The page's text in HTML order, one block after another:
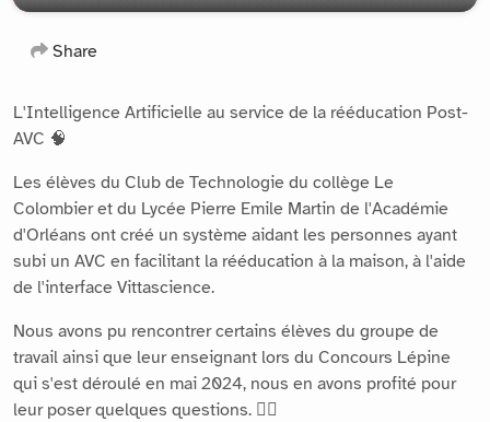
Play Mute Settings
Share
L'Intelligence Artificielle au service de la rééducation Post-
AVC 🧠
Les élèves du Club de Technologie du collège Le
Colombier et du Lycée Pierre Emile Martin de l'Académie
d'Orléans ont créé un système aidant les personnes ayant
subi un AVC en facilitant la rééducation à la maison, à l'aide
de l'interface Vittascience.
Nous avons pu rencontrer certains élèves du groupe de
travail ainsi que leur enseignant lors du Concours Lépine
qui s'est déroulé en mai 2024, nous en avons profité pour
leur poser quelques questions. 👇🏻